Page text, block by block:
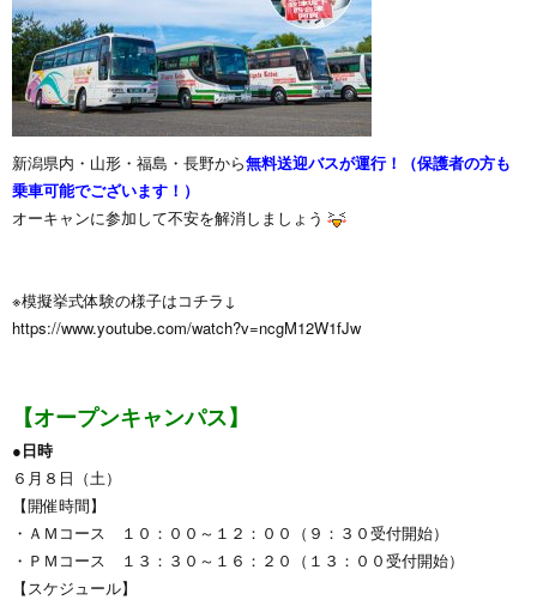
新潟県内・山形・福島・長野から無料送迎バスが運行！（保護者の方も
乗車可能でございます！）
オーキャンに参加して不安を解消しましょう
※模擬挙式体験の様子はコチラ↓
https://www.youtube.com/watch?v=ncgM12W1fJw
【オープンキャンパス】
●日時
６月８日（土）
【開催時間】
・ＡＭコース １０：００～１２：００（９：３０受付開始）
・ＰＭコース １３：３０～１６：２０（１３：００受付開始）
【スケジュール】